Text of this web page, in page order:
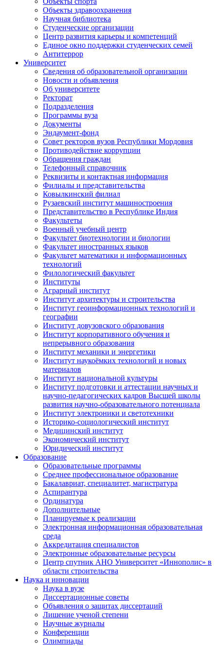
Объекты здравоохранения
Научная библиотека
Студенческие организации
Центр развития карьеры и компетенций
Единое окно поддержки студенческих семей
Антитеррор
Университет
Сведения об образовательной организации
Новости и объявления
Об университете
Ректорат
Подразделения
Программы вуза
Документы
Эндаумент-фонд
Совет ректоров вузов Республики Мордовия
Противодействие коррупции
Обращения граждан
Телефонный справочник
Реквизиты и контактная информация
Филиалы и представительства
Ковылкинский филиал
Рузаевский институт машиностроения
Представительство в Республике Индия
Факультеты
Военный учебный центр
Факультет биотехнологии и биологии
Факультет иностранных языков
Факультет математики и информационных
технологий
Филологический факультет
Институты
Аграрный институт
Институт архитектуры и строительства
Институт геоинформационных технологий и
географии
Институт довузовского образования
Институт корпоративного обучения и
непрерывного образования
Институт механики и энергетики
Институт наукоёмких технологий и новых
материалов
Институт национальной культуры
Институт подготовки и аттестации научных и
научно-педагогических кадров Высшей школы
развития научно-образовательного потенциала
Институт электроники и светотехники
Историко-социологический институт
Медицинский институт
Экономический институт
Юридический институт
Образование
Образовательные программы
Среднее профессиональное образование
Бакалавриат, специалитет, магистратура
Аспирантура
Ординатура
Дополнительные
Планируемые к реализации
Электронная информационная образовательная
среда
Аккредитация специалистов
Электронные образовательные ресурсы
Центр спутник АНО Университет «Иннополис» в
области строительства
Наука и инновации
Наука в вузе
Диссертационные советы
Объявления о защитах диссертаций
Лишение ученой степени
Научные журналы
Конференции
Олимпиады